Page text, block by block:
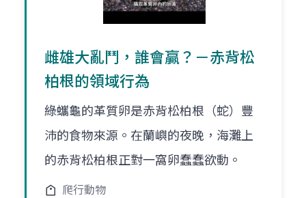
雌雄大亂鬥，誰會贏？－赤背松
柏根的領域行為
綠蠵龜的革質卵是赤背松柏根（蛇）豐
沛的食物來源。在蘭嶼的夜晚，海灘上
的赤背松柏根正對一窩卵蠢蠢欲動。
爬行動物